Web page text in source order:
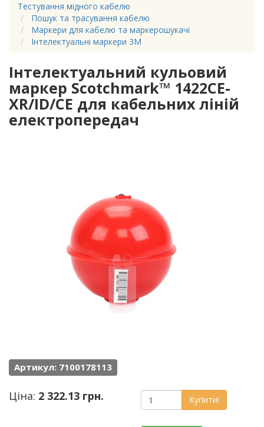
Тестування мідного кабелю
Пошук та трасування кабелю
Маркери для кабелю та маркерошукачі
Інтелектуальні маркери 3M
Інтелектуальний кульовий
маркер Scotchmark™ 1422CE-
XR/ID/CE для кабельних ліній
електропередач
Артикул: 7100178113
Ціна: 2 322.13 грн. Купити!